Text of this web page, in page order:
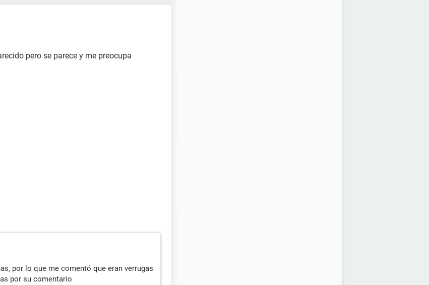
pero se parece y me preocupa
por lo que me comentó que eran verrugas
por su comentario